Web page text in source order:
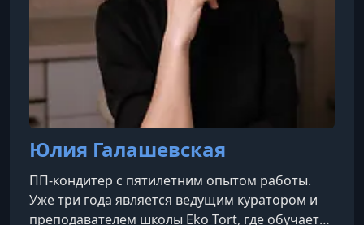
Юлия Галашевская
ПП-кондитер с пятилетним опытом работы.
Уже три года является ведущим куратором и
преподавателем школы Eko Tort, где обучает